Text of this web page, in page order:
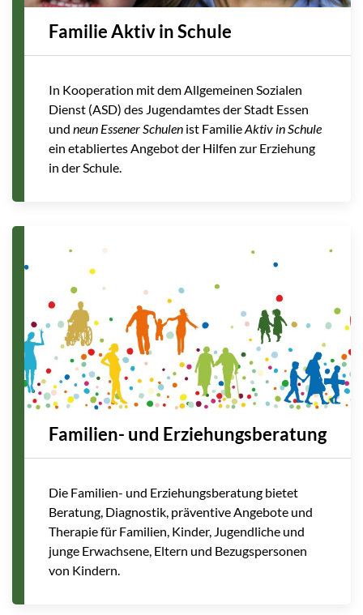
Familie Aktiv in Schule
In Kooperation mit dem Allgemeinen Sozialen
Dienst (ASD) des Jugendamtes der Stadt Essen
und neun Essener Schulen ist FamilieAktiv in Schule
ein etabliertes Angebot der Hilfen zur Erziehung
in der Schule.
Familien- und Erziehungsberatung
Die Familien- und Erziehungsberatung bietet
Beratung, Diagnostik, präventive Angebote und
Therapie für Familien, Kinder, Jugendliche und
junge Erwachsene, Eltern und Bezugspersonen
von Kindern.